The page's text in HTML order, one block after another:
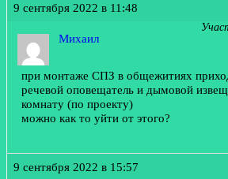
9 сентября 2022 в 11:48
Михаил
при монтаже СПЗ в общежитиях
речевой оповещатель и дымовой
комнату (по проекту)
можно как то уйти от этого?
9 сентября 2022 в 15:57